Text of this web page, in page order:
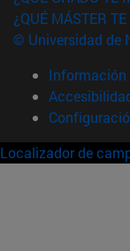
¿QUÉ MÁSTER
© Universidad de
Información
Localizador de